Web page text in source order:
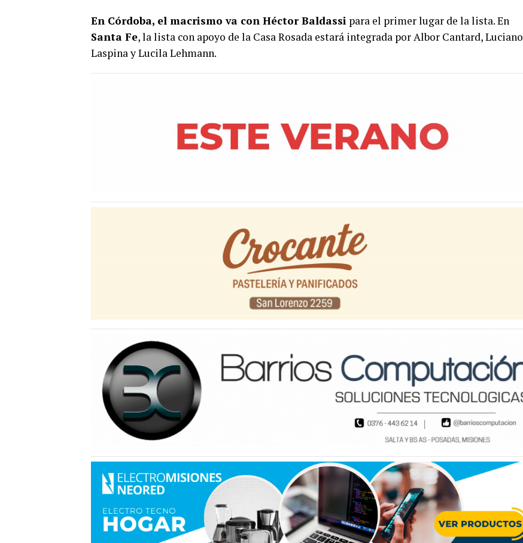
En Córdoba, el macrismo va con Héctor Baldassi para el primer lugar de la lista. En
Santa Fe, la lista con apoyo de la Casa Rosada estará integrada por Albor Cantard, Luciano
Laspina y Lucila Lehmann.